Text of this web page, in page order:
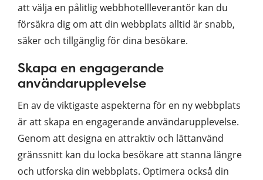
att välja en pålitlig webbhotellleverantör kan du
försäkra dig om att din webbplats alltid är snabb,
säker och tillgänglig för dina besökare.
Skapa en engagerande
användarupplevelse
En av de viktigaste aspekterna för en ny webbplats
är att skapa en engagerande användarupplevelse.
Genom att designa en attraktiv och lättanvänd
gränssnitt kan du locka besökare att stanna längre
och utforska din webbplats. Optimera också din